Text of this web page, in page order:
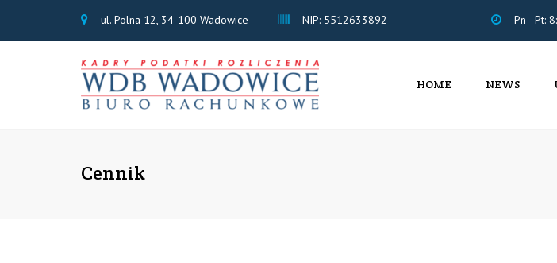
ul. Polna 12, 34-100 Wadowice NIP: 5512633892 Pn - Pt:
HOME NEWS
Cennik